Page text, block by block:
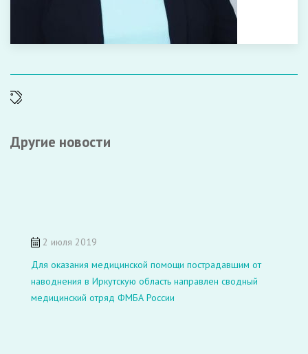
Другие новости
2 июля 2019
Для оказания медицинской помощи пострадавшим от
наводнения в Иркутскую область направлен сводный
медицинский отряд ФМБА России